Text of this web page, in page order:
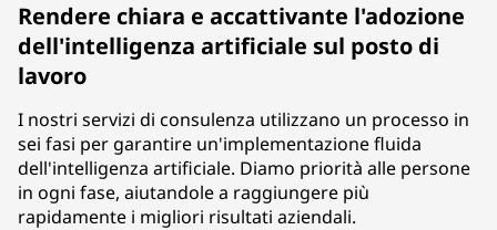
Rendere chiara e accattivante l'adozione
dell'intelligenza artificiale sul posto di
lavoro
I nostri servizi di consulenza utilizzano un processo in
sei fasi per garantire un'implementazione fluida
dell'intelligenza artificiale. Diamo priorità alle persone
in ogni fase, aiutandole a raggiungere più
rapidamente i migliori risultati aziendali.